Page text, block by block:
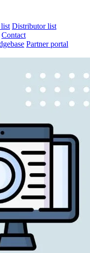
list Distributor list
Contact
Partner portal